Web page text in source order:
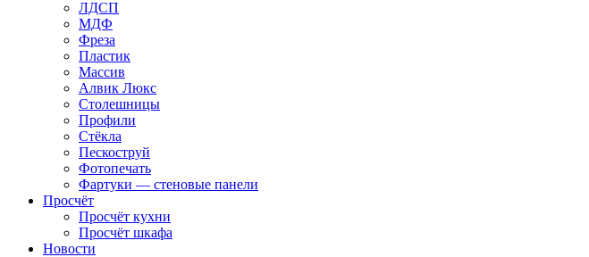
ЛДСП
МДФ
Фреза
Пластик
Массив
Алвик Люкс
Столешницы
Профили
Стёкла
Пескоструй
Фотопечать
Фартуки — стеновые панели
Просчёт
Просчёт кухни
Просчёт шкафа
Новости